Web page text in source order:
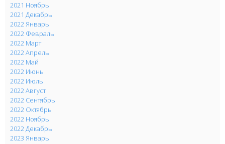
2021 Ноябрь
2021 Декабрь
2022 Январь
2022 Февраль
2022 Март
2022 Апрель
2022 Май
2022 Июнь
2022 Июль
2022 Август
2022 Сентябрь
2022 Октябрь
2022 Ноябрь
2022 Декабрь
2023 Январь